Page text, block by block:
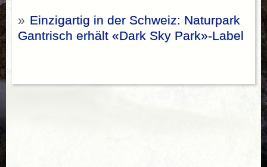
» Einzigartig in der Schweiz: Naturpark
Gantrisch erhält «Dark Sky Park»-Label